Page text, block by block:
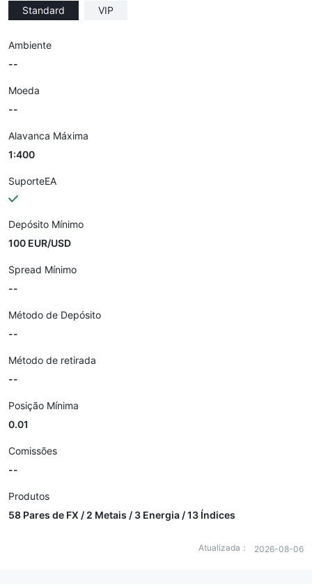
Standard VIP
Ambiente
--
Moeda
--
Alavanca Máxima
1:400
SuporteEA
Depósito Mínimo
100 EUR/USD
Spread Mínimo
--
Método de Depósito
--
Método de retirada
--
Posição Mínima
0.01
Comissões
--
Produtos
58 Pares de FX / 2 Metais / 3 Energia / 13 Índices
Atualizada： 2026-08-06